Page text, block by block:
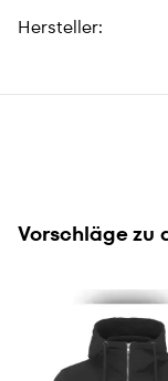
Hersteller:
Vorschläge zu